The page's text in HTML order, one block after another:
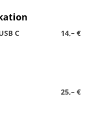
14,– €
C
25,– €